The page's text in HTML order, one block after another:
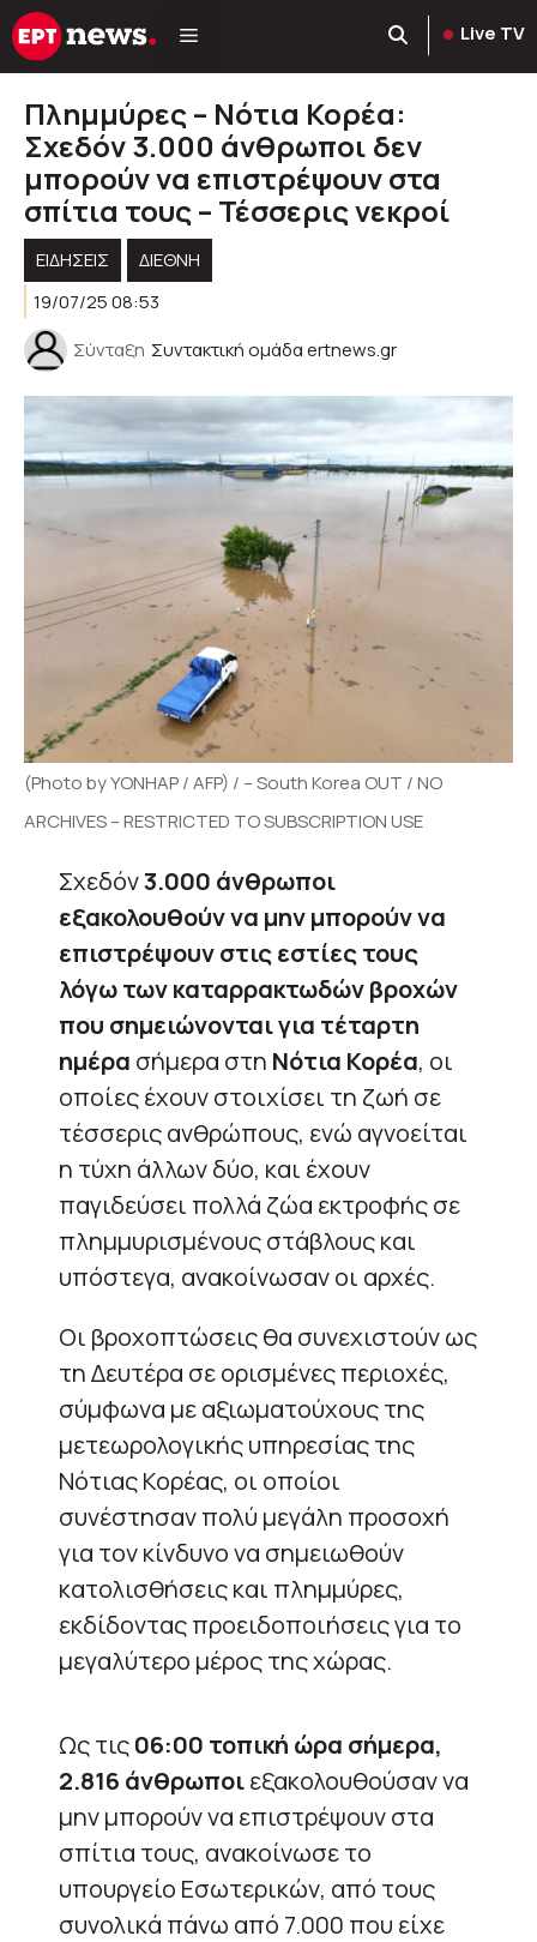
Μετάβαση
σε
Live TV
Πλημμύρες – Νότια Κορέα:
Σχεδόν 3.000 άνθρωποι δεν
μπορούν να επιστρέψουν στα
σπίτια τους – Τέσσερις νεκροί
ΕΙΔΗΣΕΙΣ
ΔΙΕΘΝΗ
19/07/25 08:53
Σύνταξη Συντακτική ομάδα ertnews.gr
(Photo by YONHAP / AFP) / – South Korea OUT / NO
ARCHIVES – RESTRICTED TO SUBSCRIPTION USE
Σχεδόν3.000 άνθρωποι
εξακολουθούν να μην μπορούν να
επιστρέψουν στις εστίες τους
λόγω των καταρρακτωδών βροχών
που σημειώνονται για τέταρτη
ημέρα σήμερα στη Νότια Κορέα, οι
οποίες έχουν στοιχίσει τη ζωή σε
τέσσερις ανθρώπους, ενώ αγνοείται
η τύχη άλλων δύο, και έχουν
παγιδεύσει πολλά ζώα εκτροφής σε
πλημμυρισμένους στάβλους και
υπόστεγα, ανακοίνωσαν οι αρχές.
Οι βροχοπτώσεις θα συνεχιστούν ως
τη Δευτέρα σε ορισμένες περιοχές,
σύμφωνα με αξιωματούχους της
μετεωρολογικής υπηρεσίας της
Νότιας Κορέας, οι οποίοι
συνέστησαν πολύ μεγάλη προσοχή
για τον κίνδυνο να σημειωθούν
κατολισθήσεις και πλημμύρες,
εκδίδοντας προειδοποιήσεις για το
μεγαλύτερο μέρος της χώρας.
Ως τις06:00 τοπική ώρα σήμερα,
2.816 άνθρωποιεξακολουθούσαν να
μην μπορούν να επιστρέψουν στα
σπίτια τους, ανακοίνωσε το
υπουργείο Εσωτερικών, από τους
συνολικά πάνω από 7.000 που είχε